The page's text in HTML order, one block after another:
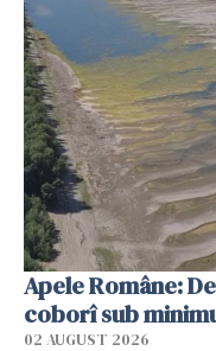
Apele Române:
coborî sub
02 AUGUST 2026